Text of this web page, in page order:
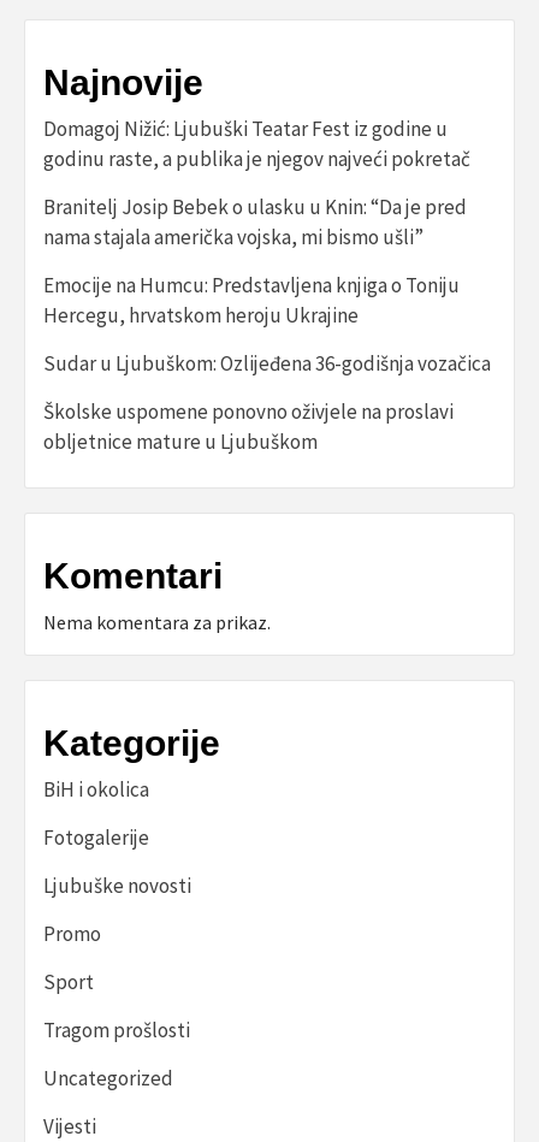
Najnovije
Domagoj Nižić: Ljubuški Teatar Fest iz godine u
godinu raste, a publika je njegov najveći pokretač
Branitelj Josip Bebek o ulasku u Knin: “Da je pred
nama stajala američka vojska, mi bismo ušli”
Emocije na Humcu: Predstavljena knjiga o Toniju
Hercegu, hrvatskom heroju Ukrajine
Sudar u Ljubuškom: Ozlijeđena 36-godišnja vozačica
Školske uspomene ponovno oživjele na proslavi
obljetnice mature u Ljubuškom
Komentari
Nema komentara za prikaz.
Kategorije
BiH i okolica
Fotogalerije
Ljubuške novosti
Promo
Sport
Tragom prošlosti
Uncategorized
Vijesti